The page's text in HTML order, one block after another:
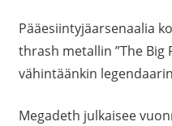
Pääesiintyjäarsenaalia
thrash metallin ”The Big
vähintäänkin
Megadeth julkaisee